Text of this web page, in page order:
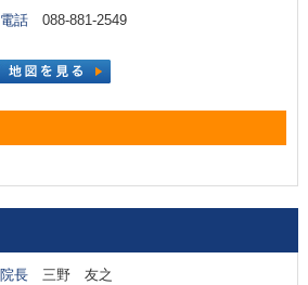
電話088-881-2549
院長三野 友之